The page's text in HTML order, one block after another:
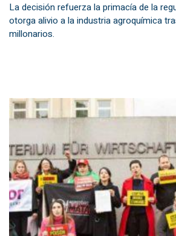
La decisión refuerza la primacía de la
otorga alivio a la industria agroquímica
millonarios.